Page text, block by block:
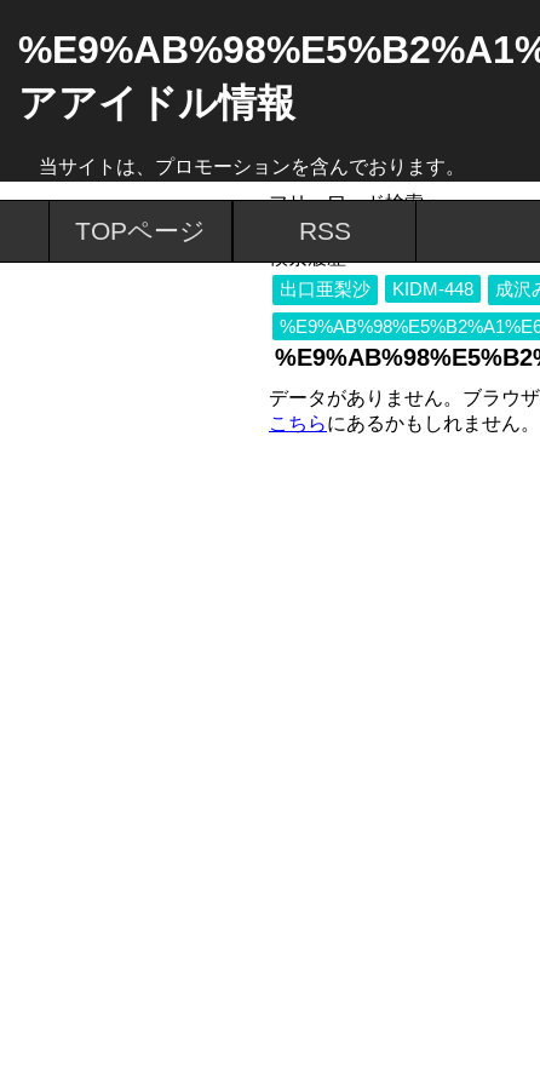
アアイドル情報
当サイトは、プロモーションを含んでおります。
TOPページ RSS
フリーワード検索：
検索履歴
出口亜梨沙
KIDM-448
成沢
データがありません。ブラウ
こちらにあるかもしれません。